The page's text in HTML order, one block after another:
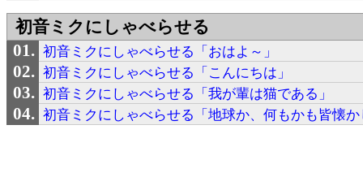
初音ミクにしゃべらせる
初音ミクにしゃべらせる「おはよ～」
初音ミクにしゃべらせる「こんにちは」
初音ミクにしゃべらせる「我が輩は猫である」
初音ミクにしゃべらせる「地球か、何もかも皆懐か